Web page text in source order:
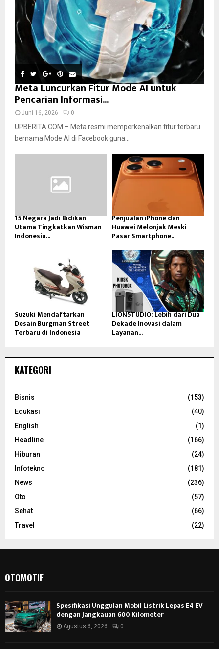
Meta Luncurkan Fitur Mode AI untuk
Pencarian Informasi...
Juni 16, 2026 0
UPBERITA.COM – Meta resmi memperkenalkan fitur terbaru
bernama Mode AI di Facebook guna...
15 Negara Jadi Bidikan
Utama Tingkatkan Wisman
Indonesia...
Penjualan iPhone dan
Huawei Melonjak Meski
Pasar Smartphone...
Suzuki Mendaftarkan
Desain Burgman Street
Terbaru di Indonesia
LION5TUDIO: Lebih dari Dua
Dekade Inovasi dalam
Layanan...
KATEGORI
Bisnis
(153)
Edukasi
(40)
English
(1)
Headline
(166)
Hiburan
(24)
Infotekno
(181)
News
(236)
Oto
(57)
Sehat
(66)
Travel
(22)
OTOMOTIF
Spesifikasi Unggulan Mobil Listrik Lepas E4 EV
dengan Jangkauan 600 Kilometer
Agustus 6, 2026 0